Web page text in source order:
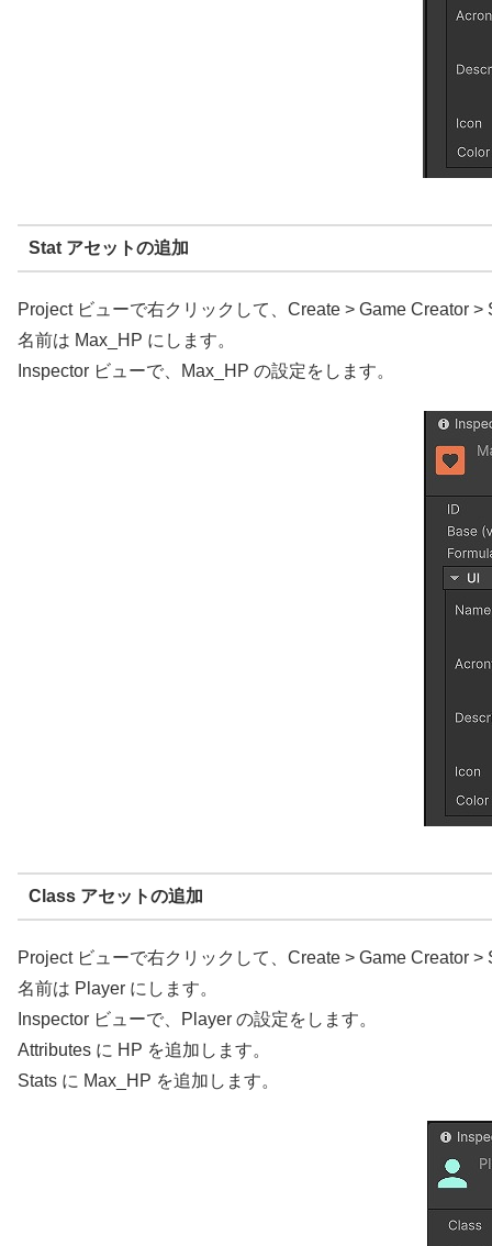
Stat アセットの追加
Project ビューで右クリックして、Create > Game Creator >
名前は Max_HP にします。
Inspector ビューで、Max_HP の設定をします。
Class アセットの追加
Project ビューで右クリックして、Create > Game Creator
名前は Player にします。
Inspector ビューで、Player の設定をします。
Attributes に HP を追加します。
Stats に Max_HP を追加します。